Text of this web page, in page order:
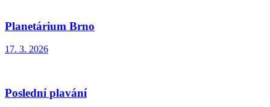
Planetárium Brno
17. 3. 2026
Poslední plavání